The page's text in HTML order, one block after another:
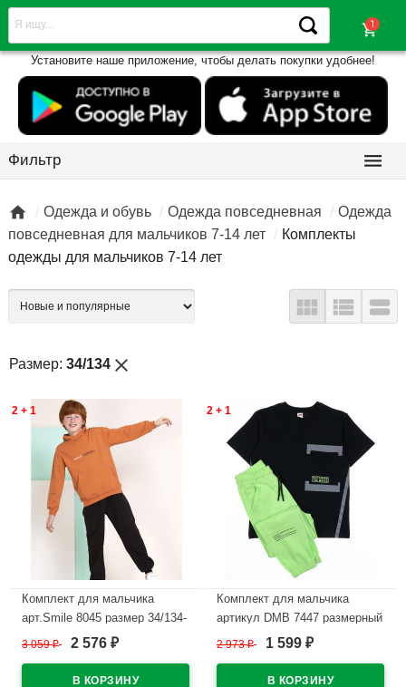
shopping_cart
Установите наше приложение, чтобы делать покупки удобнее!
Фильтр 
 Одежда и обувь Одежда повседневная
Одежда
повседневная для мальчиков 7-14 лет
Комплекты
одежды для мальчиков 7-14 лет
  
Размер: 34/134 close
2 + 1
Комплект для мальчика
арт.Smile 8045 размер 34/134-
40/152 (толстовка+брюки)
3 059₽ 2 576 ₽
2 + 1
Комплект для мальчика
артикул DMB 7447 размерный
ряд 34/134-44/164
фисташковый
2 973₽ 1 599 ₽